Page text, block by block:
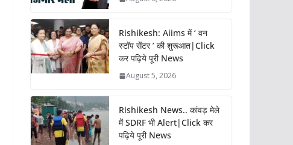
Rishikesh: Aiims में ‘ वन
स्टॉप सेंटर ’ की शुरूआत|Click
कर पढ़िये पूरी News
August 5, 2026
Rishikesh News.. कांवड़ मेले
में SDRF भी Alert|Click कर
पढ़िये पूरी News